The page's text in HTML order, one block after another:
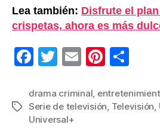
Lea también: Disfrute el
crispetas, ahora es más
F
c
e
T
tt
er
E
ail
Pi
er
e
m
p
Etiquetas
drama criminal
Serie de televisión Televisión
Universal+